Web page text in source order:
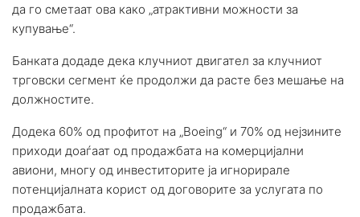
да го сметаат ова како „атрактивни можности за
купување“.
Банката додаде дека клучниот двигател за клучниот
трговски сегмент ќе продолжи да расте без мешање на
должностите.
Додека 60% од профитот на „Boeing“ и 70% од нејзините
приходи доаѓаат од продажбата на комерцијални
авиони, многу од инвеститорите ја игнорирале
потенцијалната корист од договорите за услугата по
продажбата.